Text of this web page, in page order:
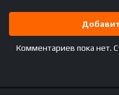
2019-2020-2021-
2025 O'zbek tilida
Uzbek tarjima Full
Комментариев пока нет.